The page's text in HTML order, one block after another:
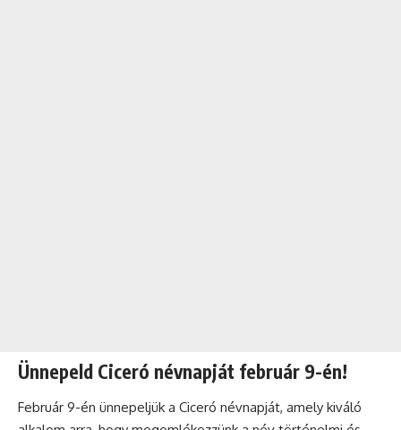
Ünnepeld Ciceró névnapját február 9-én!
Február 9-én ünnepeljük a Ciceró névnapját, amely kiváló